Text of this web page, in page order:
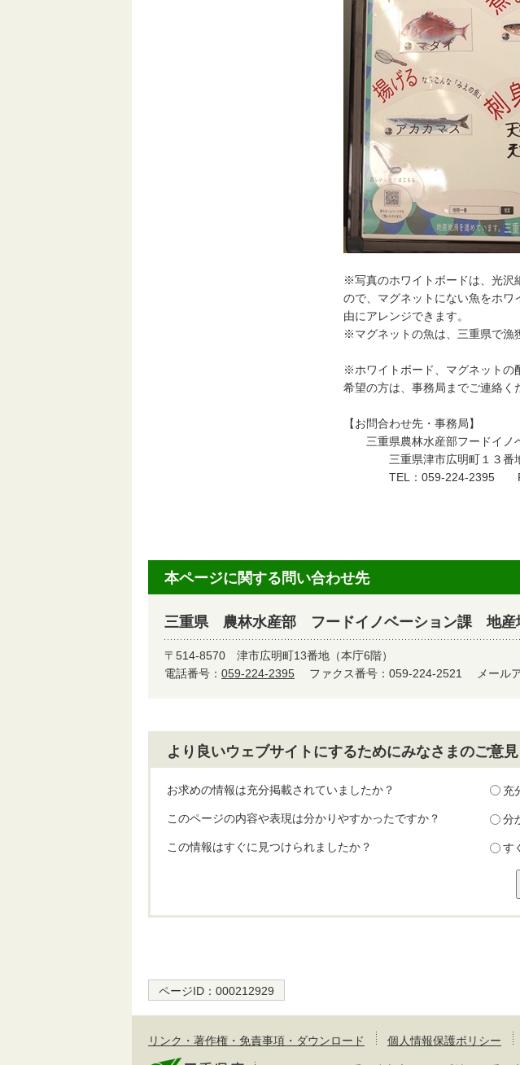
※写真のホワイトボードは、光沢
ので、マグネットにない魚をホワ
由にアレンジできます。
※マグネットの魚は、三重県で漁
※ホワイトボード、マグネットの
希望の方は、事務局までご連絡く
【お問合わせ先・事務局】
三重県農林水産部フードイノ
三重県津市広明町１３
TEL：059-224-2395 FAX
本ページに関する問い合わせ先
三重県 農林水産部 フードイノベーション課 地産
〒514-8570 津市広明町13番地（本庁6階）
電話番号： 059-224-2395 ファクス番号：059-224-2521 メール
より良いウェブサイトにするためにみなさまのご意
お求めの情報は充分掲載されていましたか？ 充
このページの内容や表現は分かりやすかったですか？ 分
この情報はすぐに見つけられましたか？ す
ページID： 000212929
リンク・著作権・免責事項・ダウンロード 個人情報保護ポリシー